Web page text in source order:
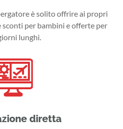
è solito offrire ai propri
sconti per bambini e offerte per
lunghi.
diretta